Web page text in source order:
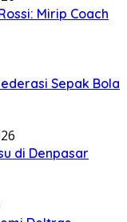
Mirip Coach
Sepak Bola
di Denpasar